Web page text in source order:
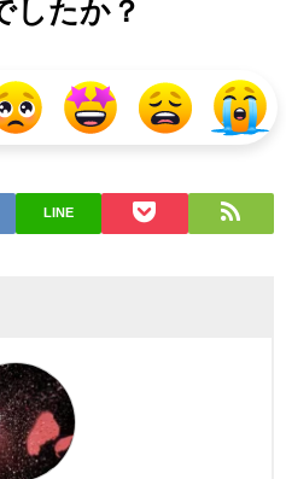
したか？
LINE